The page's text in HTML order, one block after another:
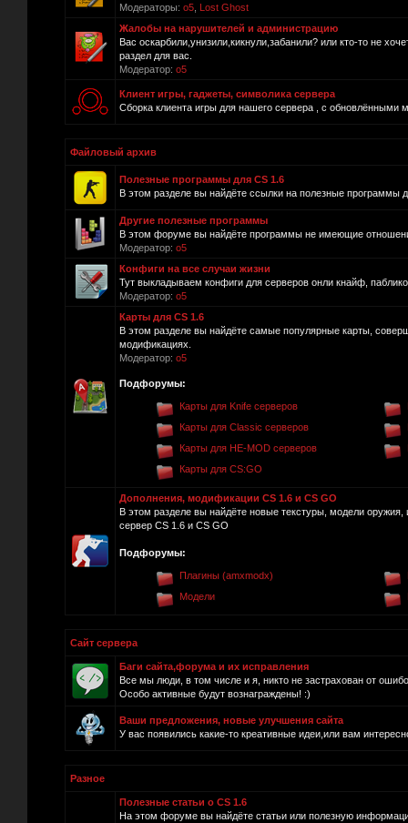
Модераторы: o5 Lost Ghost
Жалобы на нарушителей и администрацию
Вас оскарбили,унизили,кикнули,забанили? или кто-то не
раздел для вас.
Модератор: o5
Клиент игры, гаджеты, символика сервера
Сборка клиента игры для нашего сервера , с обновлёнными
Файловый архив
Полезные программы для CS 1.6
В этом разделе вы найдёте ссылки на полезные программы
Другие полезные программы
В этом форуме вы найдёте программы не имеющие
Модератор: o5
Конфиги на все случаи жизни
Тут выкладываем конфиги для серверов онли кнайф,
Модератор: o5
Карты для CS 1.6
В этом разделе вы найдёте самые популярные карты,
модификациях.
Модератор: o5
Подфорумы:
Карты для Knife серверов
Карты для Classic серверов
Карты для HE-MOD серверов
Карты для CS:GO
Дополнения, модификации CS 1.6 и CS GO
В этом разделе вы найдёте новые текстуры, модели
сервер CS 1.6 и CS GO
Подфорумы:
Плагины (amxmodx)
Модели
Сайт сервера
Баги сайта,форума и их исправления
Все мы люди, в том числе и я, никто не застрахован от
Особо активные будут вознаграждены! :)
Ваши предложения, новые улучшения сайта
У вас появились какие-то креативные идеи,или вам
Разное
Полезные статьи о CS 1.6
На этом форуме вы найдёте статьи или полезную